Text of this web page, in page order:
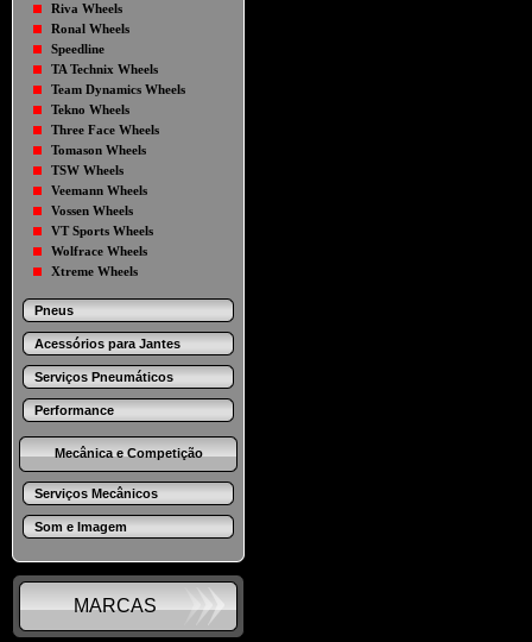
Riva Wheels
Ronal Wheels
Speedline
TA Technix Wheels
Team Dynamics Wheels
Tekno Wheels
Three Face Wheels
Tomason Wheels
TSW Wheels
Veemann Wheels
Vossen Wheels
VT Sports Wheels
Wolfrace Wheels
Xtreme Wheels
Pneus
Acessórios para Jantes
Serviços Pneumáticos
Performance
Mecânica e Competição
Serviços Mecânicos
Som e Imagem
MARCAS